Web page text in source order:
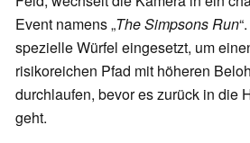
Event namens „The Simpsons Run
spezielle Würfel eingesetzt, um
risikoreichen Pfad mit höheren
durchlaufen, bevor es zurück in die
geht.